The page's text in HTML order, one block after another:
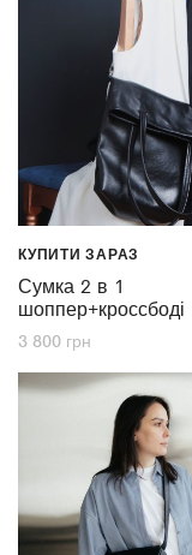
КУПИТИ ЗАРАЗ
Сумка 2 в 1
шоппер+кроссбоді
3 800 грн